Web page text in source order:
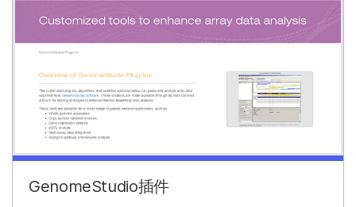
GenomeStudio插件